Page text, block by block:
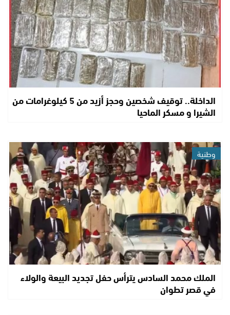
الداخلة.. توقيف شخصين وحجز أزيد من 5 كيلوغرامات من
الشيرا و مسكر الماحيا
وطنية
الملك محمد السادس يترأس حفل تجديد البيعة والولاء
في قصر تطوان